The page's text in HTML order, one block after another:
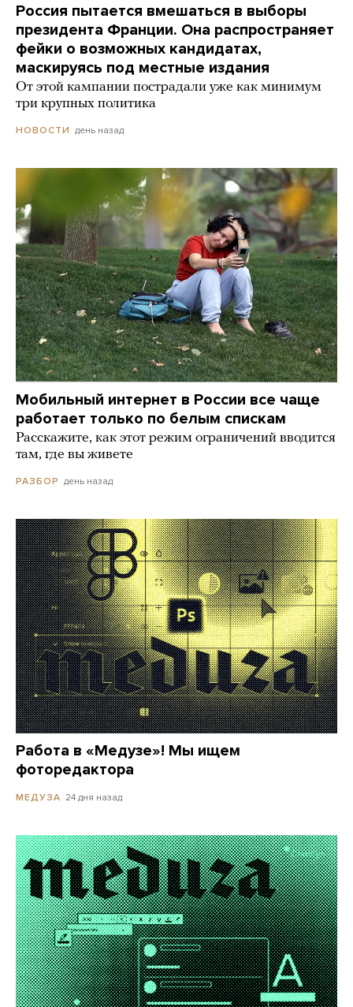
Россия пытается вмешаться в выборы
президента Франции. Она распространяет
фейки о возможных кандидатах,
маскируясь под местные издания
От этой кампании пострадали уже как минимум
три крупных политика
НОВОСТИ день назад
Мобильный интернет в России все чаще
работает только по белым спискам
Расскажите, как этот режим ограничений вводится
там, где вы живете
РАЗБОР день назад
Работа в «Медузе»! Мы ищем
фоторедактора
МЕДУЗА 24 дня назад